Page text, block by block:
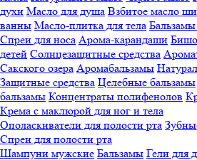
духи Масло для душа Взбитое масло ши
ванны Масло-плитка для тела
Спреи для носа Арома-карандаши
детей Солнцезащитные средства
Cакского озера Аромабальзамы
Защитные средства Целебные бальзамы
бальзамы Концентраты полифенолов
Крема с маклюрой для ног и тела
Ополаскиватели для полости рта
Спреи для полости рта
Шампуни мужские Бальзамы Гели для